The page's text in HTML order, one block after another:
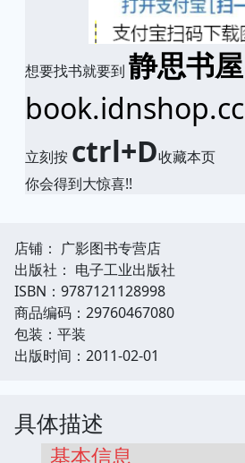
想要找书就要到 静思书屋
book.idnshop.cc
立刻按 ctrl+D收藏本页
你会得到大惊喜!!
店铺： 广影图书专营店
出版社： 电子工业出版社
ISBN：9787121128998
商品编码：29760467080
包装：平装
出版时间：2011-02-01
具体描述
基本信息